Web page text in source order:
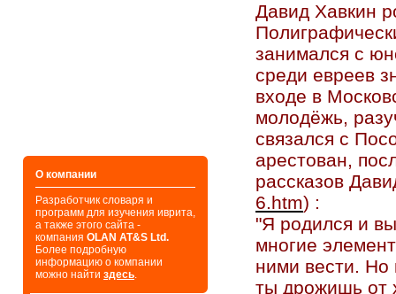
О компании
Разработчик словаря и
программ для изучения иврита,
а также этого сайта -
компания OLAN AT&S Ltd.
Более подробную
информацию о компании
можно найти здесь.
Давид Хавкин
занимался с
среди евреев
входе в
молодёжь,
связался с
арестован,
рассказов
6.htm) :
"Я родился и
многие
ними вести. Но
ты дрожишь от